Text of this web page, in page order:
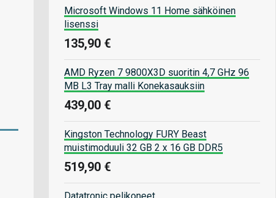
Microsoft Windows 11 Home sähköinen
lisenssi
135,90 €
AMD Ryzen 7 9800X3D suoritin 4,7 GHz 96
MB L3 Tray malli Konekasauksiin
439,00 €
Kingston Technology FURY Beast
muistimoduuli 32 GB 2 x 16 GB DDR5
519,90 €